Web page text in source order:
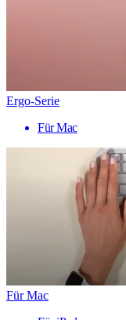
Ergo-Serie
Für Mac
Für Mac